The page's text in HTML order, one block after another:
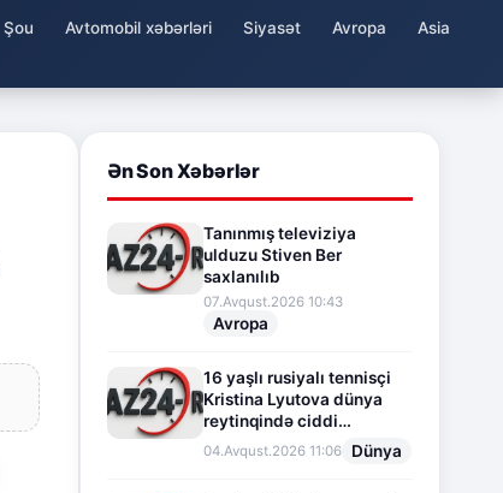
Şou Avtomobil xəbərləri Siyasət Avropa
Asia
Ən Son Xəbərlər
Tanınmış televiziya
ulduzu Stiven Ber
saxlanılıb
07.Avqust.2026 10:43
Avropa
16 yaşlı rusiyalı tennisçi
Kristina Lyutova dünya
reytinqində ciddi
irəliləyişə imza atdı
04.Avqust.2026 11:06 Dünya